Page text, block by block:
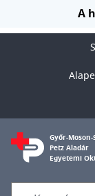
Ugrás a A
Győr-
Petz Aladár
Egyetemi